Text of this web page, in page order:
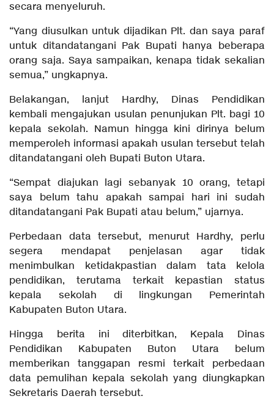
secara menyeluruh.
“Yang diusulkan untuk dijadikan Plt. dan saya paraf
untuk ditandatangani Pak Bupati hanya beberapa
orang saja. Saya sampaikan, kenapa tidak sekalian
semua,” ungkapnya.
Belakangan, lanjut Hardhy, Dinas Pendidikan
kembali mengajukan usulan penunjukan Plt. bagi 10
kepala sekolah. Namun hingga kini dirinya belum
memperoleh informasi apakah usulan tersebut telah
ditandatangani oleh Bupati Buton Utara.
“Sempat diajukan lagi sebanyak 10 orang, tetapi
saya belum tahu apakah sampai hari ini sudah
ditandatangani Pak Bupati atau belum,” ujarnya.
Perbedaan data tersebut, menurut Hardhy, perlu
segera mendapat penjelasan agar tidak
menimbulkan ketidakpastian dalam tata kelola
pendidikan, terutama terkait kepastian status
kepala sekolah di lingkungan Pemerintah
Kabupaten Buton Utara.
Hingga berita ini diterbitkan, Kepala Dinas
Pendidikan Kabupaten Buton Utara belum
memberikan tanggapan resmi terkait perbedaan
data pemulihan kepala sekolah yang diungkapkan
Sekretaris Daerah tersebut.